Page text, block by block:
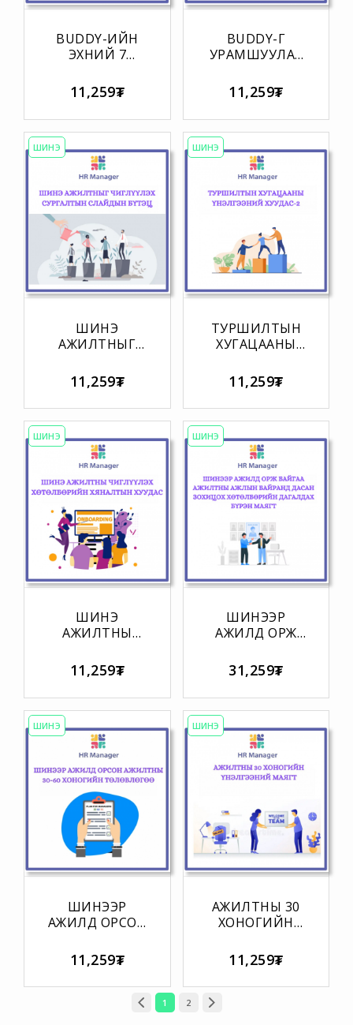
BUDDY-ИЙН
ЭХНИЙ 7
ТӨЛӨВЛӨГӨӨ
11,259₮
BUDDY-Г
УРАМШУУЛАХ
11,259₮
ШИНЭ
ШИНЭ
АЖИЛТНЫГ
СУРГАЛТЫН
СЛАЙДЫН
БҮТЭЦ
11,259₮
ШИНЭ
ТУРШИЛТЫН
ХУГАЦААНЫ
ХУУДАС-2
11,259₮
ШИНЭ
ШИНЭ
АЖИЛТНЫ
ХӨТӨЛБӨРИЙН
ХЯНАЛТЫН
ХУУДАС
11,259₮
ШИНЭ
ШИНЭЭР
АЖИЛД ОРЖ
АЖИЛТНЫ
АЖЛЫН
БАЙРАНД
ДАСАН
ЗОХИЦОХ
ХӨТӨЛБӨРИЙН
ДАГАЛДАХ
БҮРЭН МАЯГТ
31,259₮
ШИНЭ
ШИНЭЭР
АЖИЛД ОРСОН
60 ХОНОГИЙН
ТӨЛӨВЛӨГӨӨ
11,259₮
ШИНЭ
АЖИЛТНЫ 30
ХОНОГИЙН
МАЯГТ
11,259₮
1 2